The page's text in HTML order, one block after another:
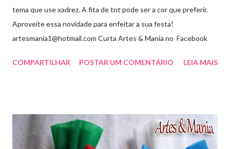
tema que use xadrez. A fita de tnt pode ser a cor que preferir.
Aproveite essa novidade para enfeitar a sua festa!
artesmania1@hotmail.com Curta Artes & Mania no Facebook
COMPARTILHAR POSTAR UM COMENTÁRIO LEIA MAIS